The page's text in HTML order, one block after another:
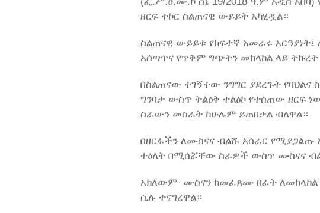
ዘርፍ ተኮር ስልጠናዊ ውይይት አካሂዷል።
ስልጠናዊ ውይይቱ የከፍተኛ አመራሩ
አሰጣጥና የጥቅም ግጭትን መከላከል ላይ ትኩረት
በስልጠናው ተገኝተው ንግግር ያደረጉት የባህልና
ግንባታ ውስጥ ትልዕቅ ተልዕኮ የተሰጠው ዘርፍ
ስራውን መስራት ከሁሉም ይጠበቃል ብለዋል።
በዘርፋችን ለሙስናና ብልሹ አሰራር የሚያጋልጡ
ተዕለት በሚሰሯቸው ስራዎች ውስጥ ሙስናና
አክለውም ሙስናን ከመፈጸሙ በፊት ለመከላከል
ሲሉ ተናግረዋል።